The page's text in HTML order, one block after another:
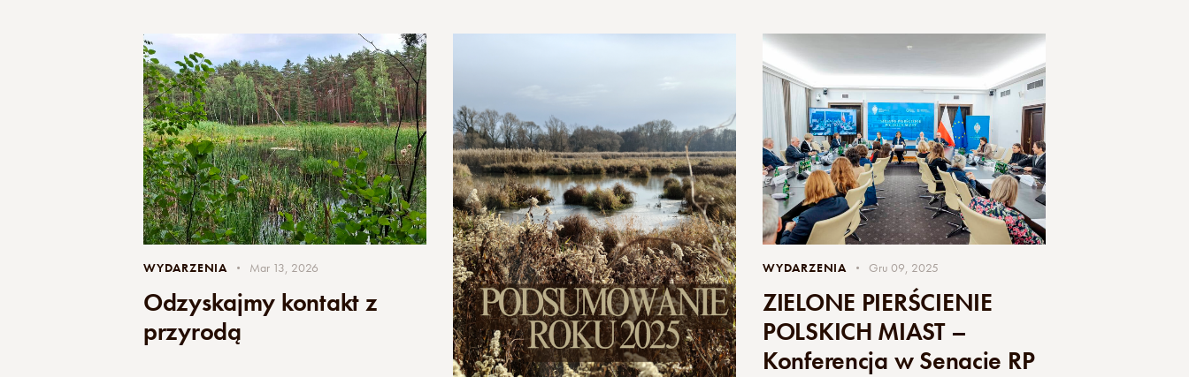
WYDARZENIA Mar 13, 2026
Odzyskajmy kontakt z
przyrodą
WYDARZENIA Gru 09, 2025
ZIELONE PIERŚCIENIE
POLSKICH MIAST –
Konferencja w Senacie RP